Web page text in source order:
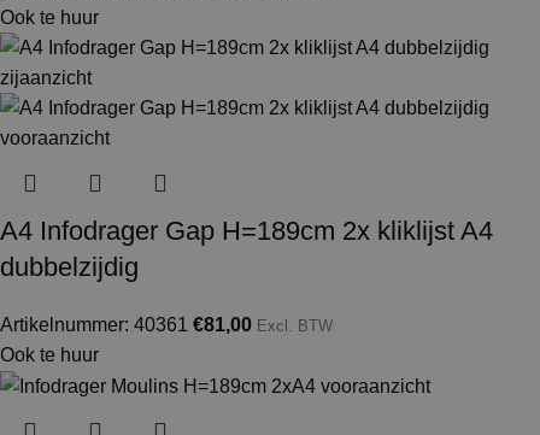
Ook te huur
A4 Infodrager Gap H=189cm 2x kliklijst A4
dubbelzijdig
Artikelnummer: 40361 €81,00 Excl. BTW
Ook te huur